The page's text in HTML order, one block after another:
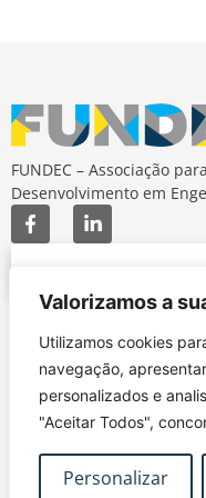
Valorizamos a
Utilizamos cookies
navegação,
personalizados e
"Aceitar Todos",
Personalizar
FUNDEC – Associação
Desenvolvimento em
MAPA DO SITE
Subscrever Newsletter
Contactos
Google Maps
Política de Privacidade